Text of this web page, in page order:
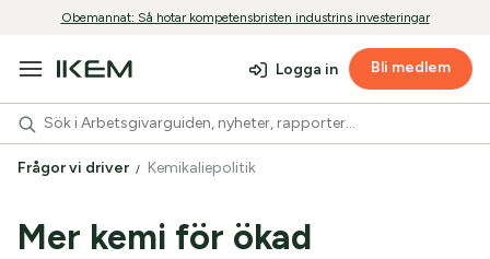
Obemannat: Så hotar kompetensbristen industrins investeringar
Logga in Bli medlem
Frågor vi driver Kemikaliepolitik
Mer kemi för ökad